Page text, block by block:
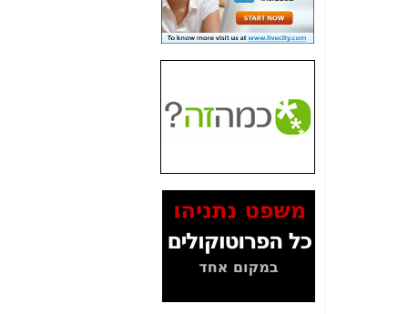
האם השר איוב קרא
היה צריך בכלל לחתום
על האישור, שנתן
האם ביבי וקרא קבלו
בכלל תמורה עבור
ההטבות הרגולטוריות
המסמכים בנושא בזק-
Yes (תיק 4000)
מוכיחים "תפירת תיק"
לאיש הלא נכון! -כאן
עובדות ומסמכים
האם ביבי כשר